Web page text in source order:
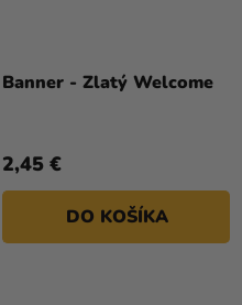
Banner - Zlatý Welcome
2,45 €
DO KOŠÍKA